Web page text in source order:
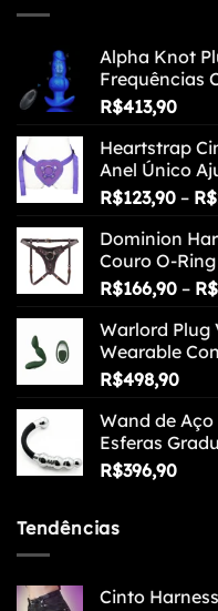
Alpha Knot
Frequências
R$413,90
Heartstrap
Anel Único
R$123,90 – R$
Dominion
Couro O-
R$166,90 – R$
Warlord Plug
Wearable
R$498,90
Wand de
Esferas
R$396,90
Tendências
Cinto